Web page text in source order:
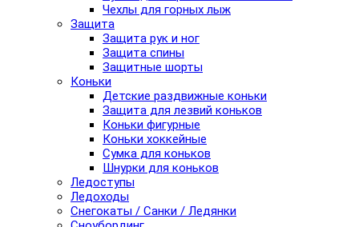
Чехлы для горных лыж
Защита
Защита рук и ног
Защита спины
Защитные шорты
Коньки
Детские раздвижные коньки
Защита для лезвий коньков
Коньки фигурные
Коньки хоккейные
Сумка для коньков
Шнурки для коньков
Ледоступы
Ледоходы
Снегокаты / Санки / Ледянки